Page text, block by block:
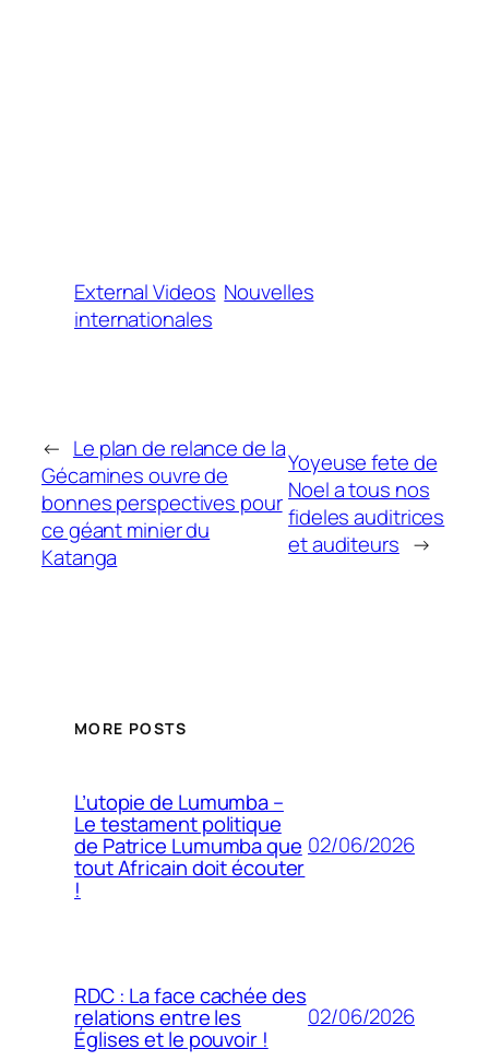
External Videos Nouvelles
internationales
← Le plan de relance de la
Gécamines ouvre de
bonnes perspectives pour
ce géant minier du
Katanga
Yoyeuse fete de
Noel a tous nos
fideles auditrices
et auditeurs →
MORE POSTS
L’utopie de Lumumba –
Le testament politique
de Patrice Lumumba que
tout Africain doit écouter
!
02/06/2026
RDC : La face cachée des
relations entre les
Églises et le pouvoir !
02/06/2026